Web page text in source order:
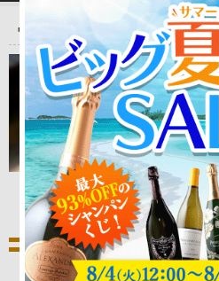
ワインをタイプ別に選ぶ♪
ワイン
シャン
スパークリ
ソムリエ厳選お